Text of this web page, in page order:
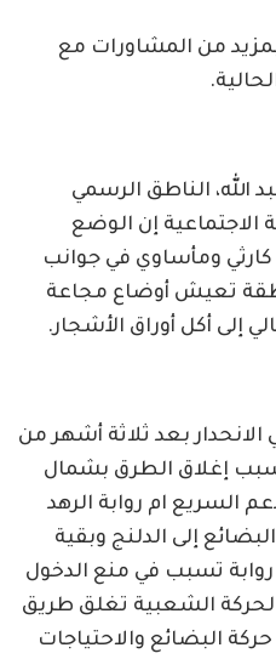
من المشاورات مع
الله، الناطق الرسمي
الاجتماعية إن الوضع
كارثي ومأساوي في جوانب
تعيش أوضاع مجاعة
إلى أكل أوراق الأشجار.
بعد ثلاثة أشهر من
في أبريل 2023، بسبب إغلاق الطرق بشمال
السريع ام روابة الرهد
إلى الدلنج وبقية
تسبب في منع الدخول
الشعبية تغلق طريق
البضائع والاحتياجات